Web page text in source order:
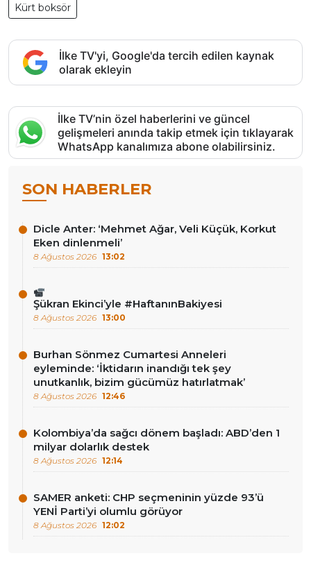
Kürt boksör
İlke TV'yi, Google'da tercih edilen kaynak
olarak ekleyin
İlke TV’nin özel haberlerini ve güncel
gelişmeleri anında takip etmek için tıklayarak
WhatsApp kanalımıza abone olabilirsiniz.
SON HABERLER
Dicle Anter: ‘Mehmet Ağar, Veli Küçük, Korkut
Eken dinlenmeli’
8 Ağustos 2026 13:02
Şükran Ekinci’yle #HaftanınBakiyesi
8 Ağustos 2026 13:00
Burhan Sönmez Cumartesi Anneleri
eyleminde: ‘İktidarın inandığı tek şey
unutkanlık, bizim gücümüz hatırlatmak’
8 Ağustos 2026 12:46
Kolombiya’da sağcı dönem başladı: ABD’den 1
milyar dolarlık destek
8 Ağustos 2026 12:14
SAMER anketi: CHP seçmeninin yüzde 93’ü
YENİ Parti’yi olumlu görüyor
8 Ağustos 2026 12:02